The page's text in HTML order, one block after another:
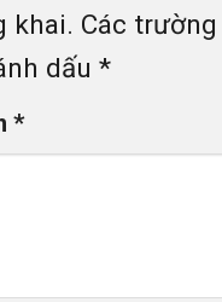
khai. Các
dấu *
*